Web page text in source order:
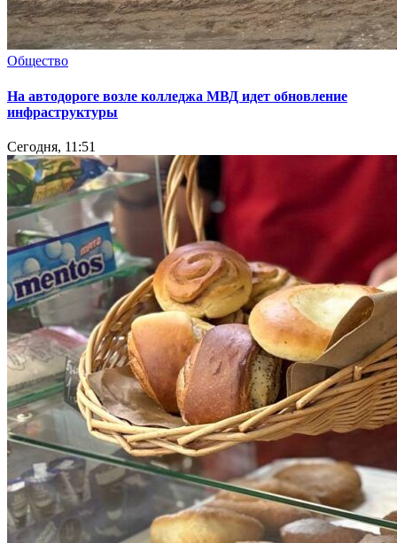
Общество
На автодороге возле колледжа МВД идет обновление
инфраструктуры
Сегодня, 11:51